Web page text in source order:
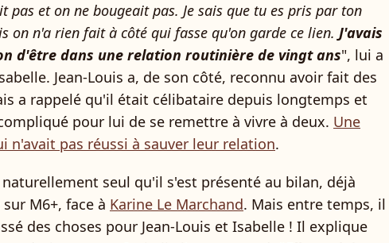
pas et on ne bougeait pas. Je sais que tu es pris par ton
on n'a rien fait à côté qui fasse qu'on garde ce lien. J'avais
d'être dans une relation routinière de vingt ans", lui a
Jean-Louis a, de son côté, reconnu avoir fait des
a rappelé qu'il était célibataire depuis longtemps et
pour lui de se remettre à vivre à deux. Une
n'avait pas réussi à sauver leur relation.
naturellement seul qu'il s'est présenté au bilan, déjà
M6+, face à Karine Le Marchand. Mais entre temps, il
des choses pour Jean-Louis et Isabelle ! Il explique